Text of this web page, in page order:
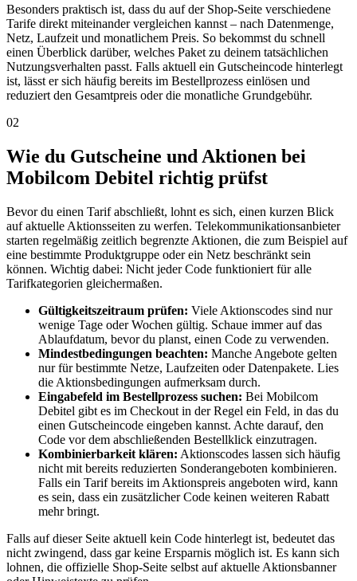
Besonders praktisch ist, dass du auf der Shop-Seite verschiedene
Tarife direkt miteinander vergleichen kannst – nach Datenmenge,
Netz, Laufzeit und monatlichem Preis. So bekommst du schnell
einen Überblick darüber, welches Paket zu deinem tatsächlichen
Nutzungsverhalten passt. Falls aktuell ein Gutscheincode hinterlegt
ist, lässt er sich häufig bereits im Bestellprozess einlösen und
reduziert den Gesamtpreis oder die monatliche Grundgebühr.
02
Wie du Gutscheine und Aktionen bei
Mobilcom Debitel richtig prüfst
Bevor du einen Tarif abschließt, lohnt es sich, einen kurzen Blick
auf aktuelle Aktionsseiten zu werfen. Telekommunikationsanbieter
starten regelmäßig zeitlich begrenzte Aktionen, die zum Beispiel auf
eine bestimmte Produktgruppe oder ein Netz beschränkt sein
können. Wichtig dabei: Nicht jeder Code funktioniert für alle
Tarifkategorien gleichermaßen.
Gültigkeitszeitraum prüfen: Viele Aktionscodes sind nur
wenige Tage oder Wochen gültig. Schaue immer auf das
Ablaufdatum, bevor du planst, einen Code zu verwenden.
Mindestbedingungen beachten: Manche Angebote gelten
nur für bestimmte Netze, Laufzeiten oder Datenpakete. Lies
die Aktionsbedingungen aufmerksam durch.
Eingabefeld im Bestellprozess suchen: Bei Mobilcom
Debitel gibt es im Checkout in der Regel ein Feld, in das du
einen Gutscheincode eingeben kannst. Achte darauf, den
Code vor dem abschließenden Bestellklick einzutragen.
Kombinierbarkeit klären: Aktionscodes lassen sich häufig
nicht mit bereits reduzierten Sonderangeboten kombinieren.
Falls ein Tarif bereits im Aktionspreis angeboten wird, kann
es sein, dass ein zusätzlicher Code keinen weiteren Rabatt
mehr bringt.
Falls auf dieser Seite aktuell kein Code hinterlegt ist, bedeutet das
nicht zwingend, dass gar keine Ersparnis möglich ist. Es kann sich
lohnen, die offizielle Shop-Seite selbst auf aktuelle Aktionsbanner